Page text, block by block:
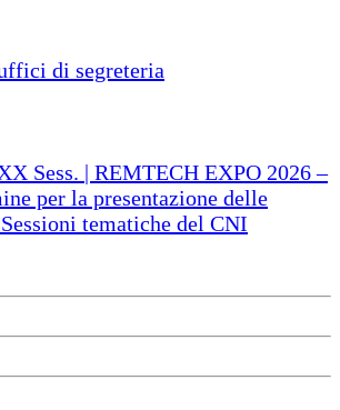
di segreteria
Sess. | REMTECH EXPO 2026 –
per la presentazione delle
tematiche del CNI